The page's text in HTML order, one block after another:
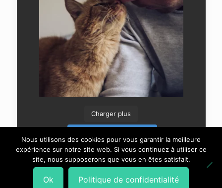
Charger plus
Nous utilisons des cookies pour vous garantir la meilleure
expérience sur notre site web. Si vous continuez à utiliser ce
site, nous supposerons que vous en êtes satisfait.
Ok Politique de confidentialité